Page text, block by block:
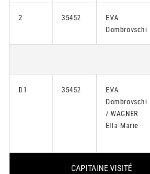
2 35452
EVA
Dombrovschi
D1 35452
EVA
Dombrovschi
/ WAGNER
Ella-Marie
CAPITAINE VISITÉ